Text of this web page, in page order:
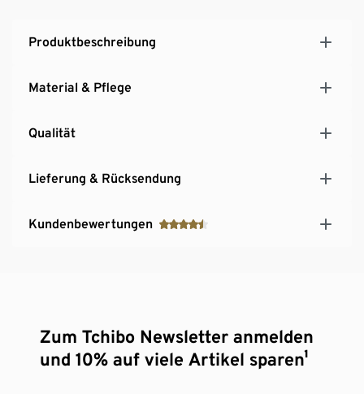
Produktbeschreibung
Material & Pflege
Qualität
Lieferung & Rücksendung
Kundenbewertungen
Zum Tchibo Newsletter anmelden
und 10% auf viele Artikel sparen¹